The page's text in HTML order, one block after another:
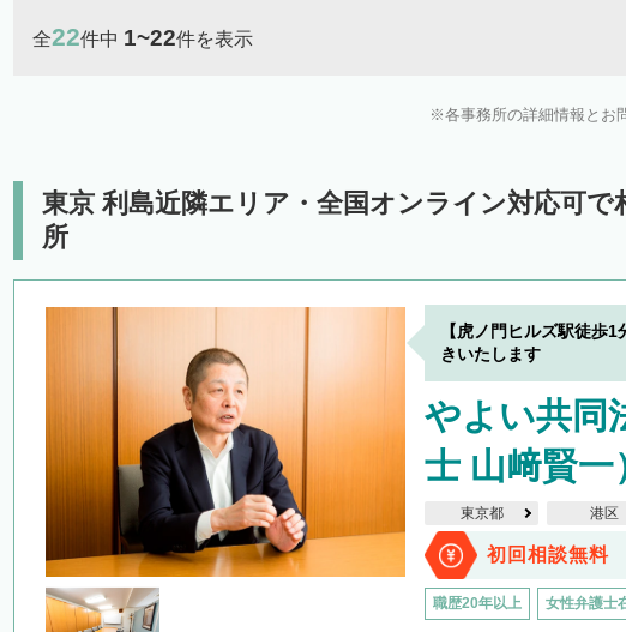
全22件中 1~22件を表示
各事務所の詳細情報とお
東京 利島近隣エリア・全国オンライン対応可で
所
【虎ノ門ヒルズ駅徒歩
きいたします
やよい共同
士 山﨑賢一
東京都 港区
初回相談無料
職歴20年以上 女性弁護士